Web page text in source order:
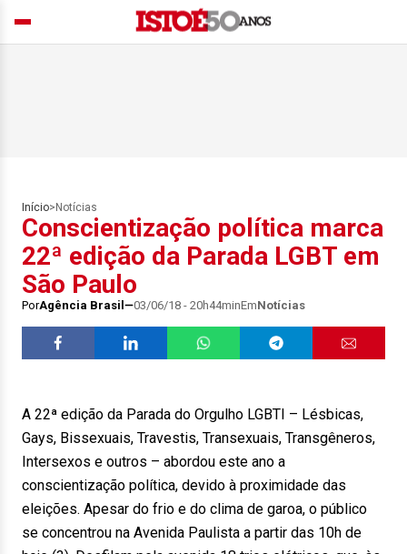
Início> Notícias
Conscientização política marca
22ª edição da Parada LGBT em
São Paulo
PorAgência Brasil 03/06/18 - 20h44minEmNotícias
A 22ª edição da Parada do Orgulho LGBTI – Lésbicas,
Gays, Bissexuais, Travestis, Transexuais, Transgêneros,
Intersexos e outros – abordou este ano a
conscientização política, devido à proximidade das
eleições. Apesar do frio e do clima de garoa, o público
se concentrou na Avenida Paulista a partir das 10h de